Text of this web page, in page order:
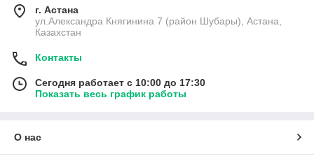
г. Астана
ул.Александра Княгинина 7 (район Шубары), Астана,
Казахстан
Контакты
Сегодня работает с 10:00 до 17:30
Показать весь график работы
О нас